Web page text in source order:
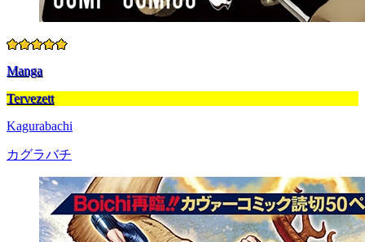
Manga
Tervezett
Kagurabachi
カグラバチ